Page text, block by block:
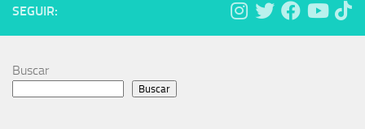
SEGUIR:
Buscar
Buscar